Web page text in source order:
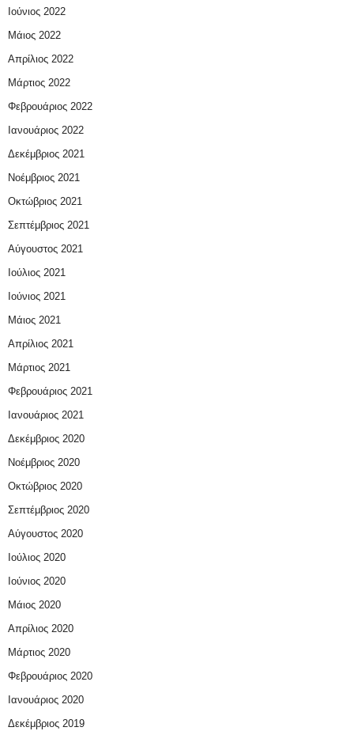
Ιούνιος 2022
Μάιος 2022
Απρίλιος 2022
Μάρτιος 2022
Φεβρουάριος 2022
Ιανουάριος 2022
Δεκέμβριος 2021
Νοέμβριος 2021
Οκτώβριος 2021
Σεπτέμβριος 2021
Αύγουστος 2021
Ιούλιος 2021
Ιούνιος 2021
Μάιος 2021
Απρίλιος 2021
Μάρτιος 2021
Φεβρουάριος 2021
Ιανουάριος 2021
Δεκέμβριος 2020
Νοέμβριος 2020
Οκτώβριος 2020
Σεπτέμβριος 2020
Αύγουστος 2020
Ιούλιος 2020
Ιούνιος 2020
Μάιος 2020
Απρίλιος 2020
Μάρτιος 2020
Φεβρουάριος 2020
Ιανουάριος 2020
Δεκέμβριος 2019